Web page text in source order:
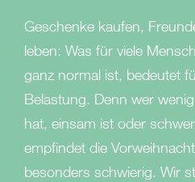
Geschenke kaufen,
leben: Was für viele
ganz normal ist, bedeutet
Belastung. Denn wer
hat, einsam ist oder
empfindet die
besonders schwierig. Wir